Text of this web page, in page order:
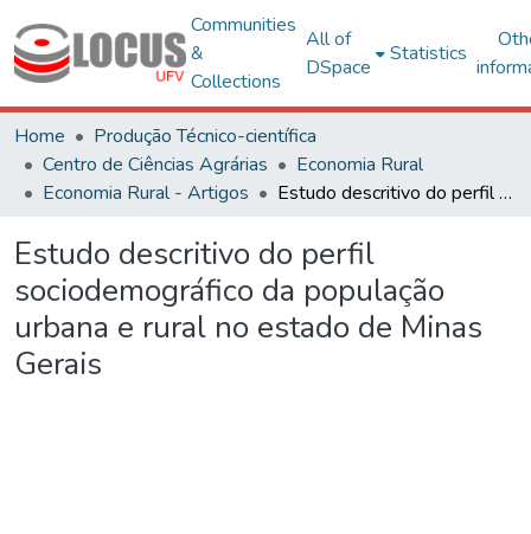
Communities
&
Collections
All of
DSpace
Statistics
Home
Produção Técnico-científica
Centro de Ciências Agrárias
Economia Rural
Economia Rural - Artigos
Estudo descritivo do perfil sociodemográfico da população urbana e rural no estado de Minas Gerais
Estudo descritivo do perfil
sociodemográfico da população
urbana e rural no estado de Minas
Gerais